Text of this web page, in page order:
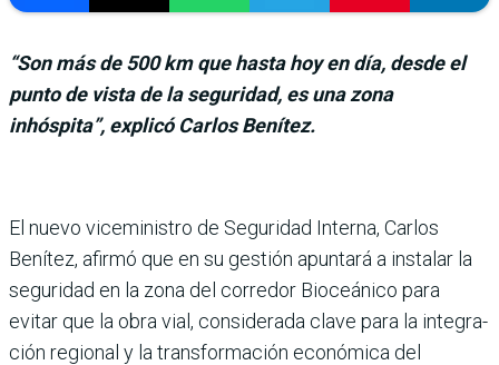
“Son más de 500 km que hasta hoy en día, desde el
punto de vista de la seguridad, es una zona
inhóspita”, explicó Carlos Benítez.
El nuevo viceministro de Segu­ridad Interna, Carlos
Benítez, afirmó que en su gestión apun­tará a instalar la
seguridad en la zona del corredor Bioceánico para
evitar que la obra vial, considerada clave para la integra­
ción regional y la transforma­ción económica del